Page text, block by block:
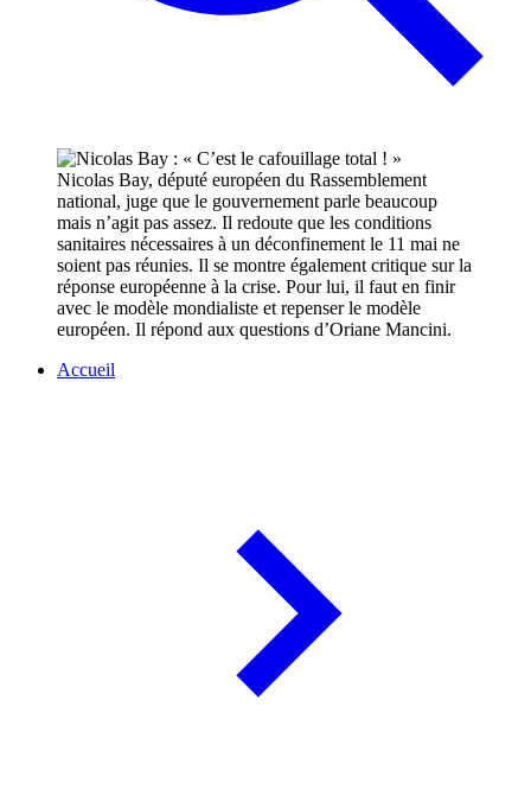
Nicolas Bay, député européen du Rassemblement
national, juge que le gouvernement parle beaucoup
mais n’agit pas assez. Il redoute que les conditions
sanitaires nécessaires à un déconfinement le 11 mai ne
soient pas réunies. Il se montre également critique sur la
réponse européenne à la crise. Pour lui, il faut en finir
avec le modèle mondialiste et repenser le modèle
européen. Il répond aux questions d’Oriane Mancini.
Accueil